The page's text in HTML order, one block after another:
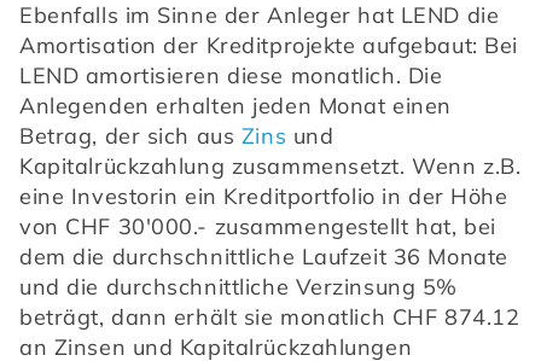
Ebenfalls im Sinne der Anleger hat LEND die
Amortisation der Kreditprojekte aufgebaut: Bei
LEND amortisieren diese monatlich. Die
Anlegenden erhalten jeden Monat einen
Betrag, der sich aus Zins und
Kapitalrückzahlung zusammensetzt. Wenn z.B.
eine Investorin ein Kreditportfolio in der Höhe
von CHF 30'000.- zusammengestellt hat, bei
dem die durchschnittliche Laufzeit 36 Monate
und die durchschnittliche Verzinsung 5%
beträgt, dann erhält sie monatlich CHF 874.12
an Zinsen und Kapitalrückzahlungen